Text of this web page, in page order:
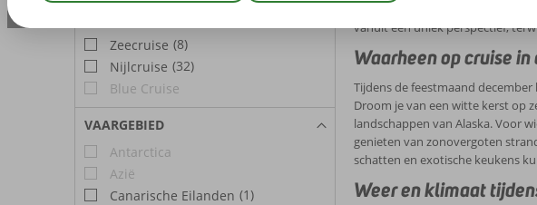
Zeecruise (8)
Nijlcruise (32)
Blue Cruise
VAARGEBIED
Antarctica
Azië
Canarische Eilanden (1)
een unieke charme met zich
vanuit een uniek perspectief,
Waarheen op cruise
Tijdens de feestmaand
Droom je van een witte kerst op
landschappen van Alaska. Voor
genieten van zonovergoten
schatten en exotische keukens
Weer en klimaat